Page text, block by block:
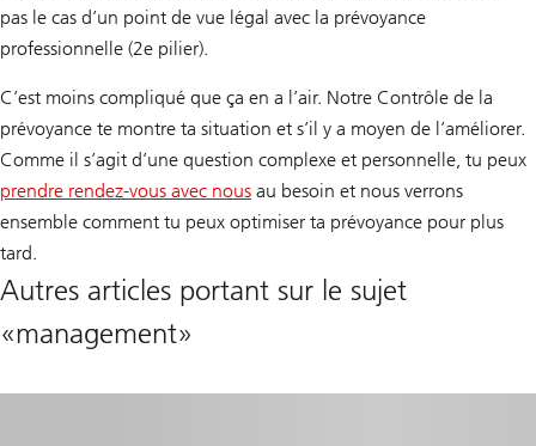
pas le cas d’un point de vue légal avec la prévoyance
professionnelle (2e pilier).
C’est moins compliqué que ça en a l’air. Notre Contrôle de la
prévoyance te montre ta situation et s’il y a moyen de l’améliorer.
Comme il s’agit d’une question complexe et personnelle, tu peux
prendre rendez-vous avec nous
Prendre
rendez-
vous
au besoin et nous verrons
ensemble comment tu peux optimiser ta prévoyance pour plus
tard.
Autres articles portant sur le sujet
«management»